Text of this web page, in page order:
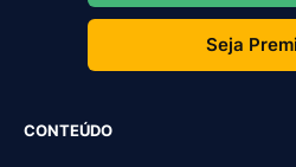
Seja
CONTEÚDO